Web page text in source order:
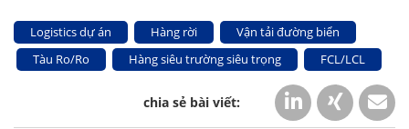
Logistics dự án Hàng rời
Vận tải đường biển
Tàu Ro/Ro
Hàng siêu trường siêu trọng FCL/LCL